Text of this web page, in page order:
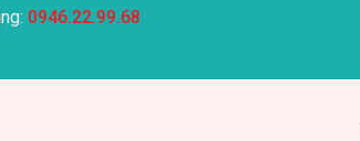
0946.22.99.68